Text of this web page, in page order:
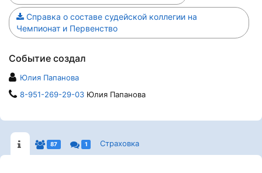
Справка о составе судейской коллегии на
Чемпионат и Первенство
Событие создал
Юлия Папанова
8-951-269-29-03 Юлия Папанова
87 1 Страховка